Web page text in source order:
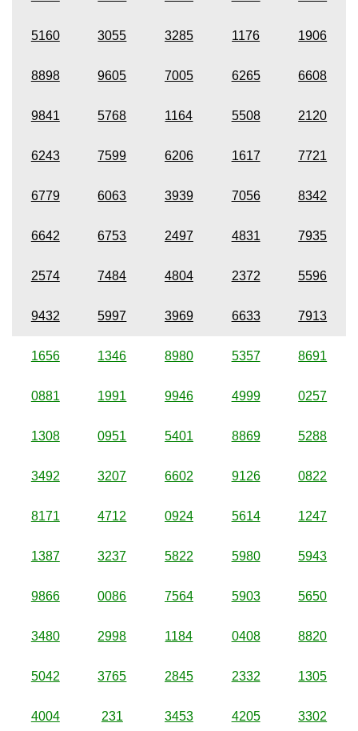
5160 3055 3285 1176 1906
8898 9605 7005 6265 6608
9841 5768 1164 5508 2120
6243 7599 6206 1617 7721
6779 6063 3939 7056 8342
6642 6753 2497 4831 7935
2574 7484 4804 2372 5596
9432 5997 3969 6633 7913
1656 1346 8980 5357 8691
0881 1991 9946 4999 0257
1308 0951 5401 8869 5288
3492 3207 6602 9126 0822
8171 4712 0924 5614 1247
1387 3237 5822 5980 5943
9866 0086 7564 5903 5650
3480 2998 1184 0408 8820
5042 3765 2845 2332 1305
4004 231 3453 4205 3302